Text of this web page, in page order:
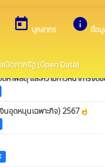
today บุคลากร info ข้อ
เปิดภาครัฐ (Open Data)
ยินดีต้อนรับสู่เว็บ
ดหาพัสดุ และความก้าวหน้าการจั
นอุดหนุนเฉพาะกิจ) 2567 whatshot